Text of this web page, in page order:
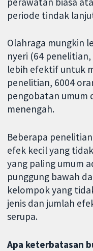
periode tindak
Olahraga mungkin
nyeri (64
lebih efektif untuk
penelitian, 6004
pengobatan umum
menengah.
Beberapa
efek kecil yang
yang paling umum
punggung bawah
kelompok yang
jenis dan jumlah
serupa.
Apa keterbatasan